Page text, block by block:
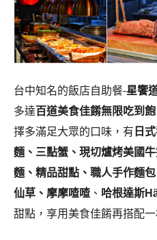
台中知名的飯店自助餐-星饗
多達百道美食佳餚無限吃到飽
擇多滿足大眾的口味，有 日
麵、三點蟹、現切爐烤美國
麵、精品甜點、職人手作麵
仙草、摩摩喳喳 、 哈根達斯
甜點，享用美食佳餚再搭配